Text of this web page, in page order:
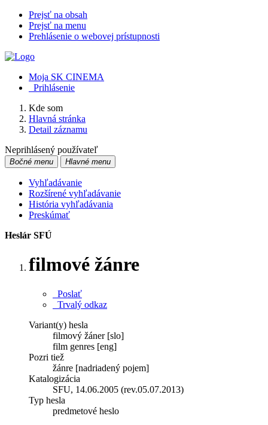
Prejsť na obsah
Prejsť na menu
Prehlásenie o webovej prístupnosti
Moja SK CINEMA
Prihlásenie
Kde som
Hlavná stránka
Detail záznamu
Neprihlásený používateľ
Bočné menu Hlavné menu
Vyhľadávanie
Rozšírené vyhľadávanie
História vyhľadávania
Preskúmať
Heslár SFÚ
filmové žánre
Poslať
Trvalý odkaz
Variant(y) hesla
filmový žáner [slo]
film genres [eng]
Pozri tiež
žánre [nadriadený pojem]
Katalogizácia
SFU, 14.06.2005 (rev.05.07.2013)
Typ hesla
predmetové heslo